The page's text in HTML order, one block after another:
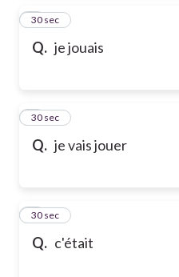
Q. je jouais
3
30 sec
Q. je vais jouer
4
30 sec
Q. c'était
5
30 sec